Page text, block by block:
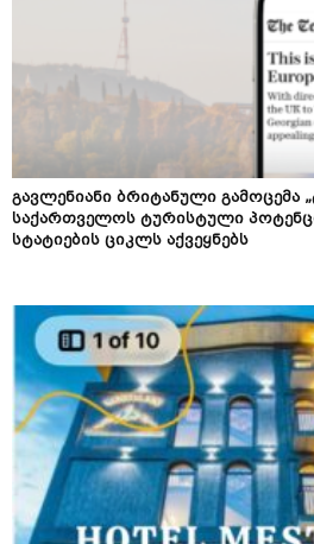
გავლენიანი ბრიტანული გამოცემა
საქართველოს ტურისტული
სტატიების ციკლს აქვეყნებს